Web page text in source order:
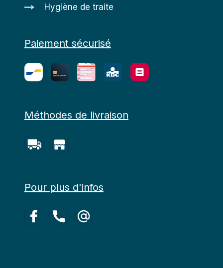
Hygiène de traite
Paiement sécurisé
Méthodes de livraison
Pour plus d'infos